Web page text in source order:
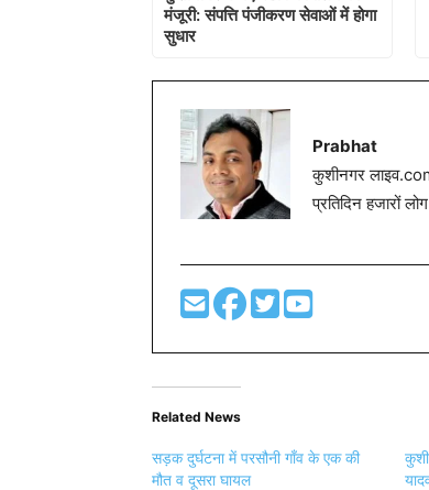
मंजूरी: संपत्ति पंजीकरण सेवाओं में होगा
सुधार
Prabhat
कुशीनगर
प्रतिदिन हजारों
Related News
सड़क दुर्घटना में परसौनी गाँव के एक की
मौत व दूसरा घायल